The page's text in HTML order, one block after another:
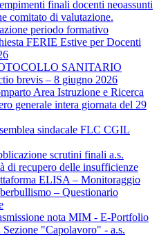
finali docenti neoassunti
comitato di valutazione.
periodo formativo
FERIE Estive per Docenti
SANITARIO
brevis – 8 giugno 2026
Area Istruzione e Ricerca
generale intera giornata del 29
sindacale FLC CGIL
scrutini finali a.s.
di recupero delle insufficienze
ELISA – Monitoraggio
– Questionario
nota MIM - E-Portfolio
"Capolavoro" - a.s.